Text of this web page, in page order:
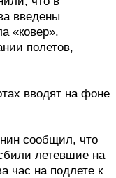
введены
«ковер».
полетов,
вводят на фоне
сообщил, что
летевшие на
час на подлете к